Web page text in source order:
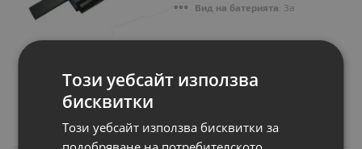
Вид на батерията: Заместител
44.99 €
Този уебсайт използва
бисквитки
Този уебсайт използва бисквитки за